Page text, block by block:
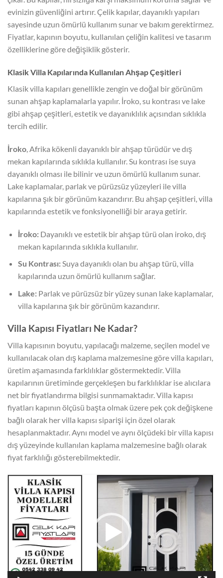
evinizin güvenliğini artırır. Çelik kapılar, dayanıklı yapıları
sayesinde uzun ömürlü kullanım sunar ve bakım gerektirmez.
Fiyatlar, kapının boyutu, kullanılan çeliğin kalitesi ve tasarım
özelliklerine göre değişiklik gösterir.
Klasik Villa Kapılarında Kullanılan Ahşap Çeşitleri
Klasik villa kapıları genellikle zengin ve doğal bir görünüm
sunan ahşap kaplamalarla yapılır. İroko, su kontrası ve lake
gibi ahşap çeşitleri, estetik ve dayanıklılık açısından sıklıkla
tercih edilir.
İroko , Afrika kökenli dayanıklı bir ahşap türüdür ve dış
mekan kapılarında sıklıkla kullanılır. Su kontrası ise suya
dayanıklı olması ile bilinir ve uzun ömürlü kullanım sunar.
Lake kaplamalar, parlak ve pürüzsüz yüzeyleri ile villa
kapılarına şık bir görünüm kazandırır. Bu ahşap çeşitleri, villa
kapılarında estetik ve fonksiyonelliği bir araya getirir.
İroko:Dayanıklı ve estetik bir ahşap türü olan iroko, dış
mekan kapılarında sıklıkla kullanılır.
Su Kontrası:Suya dayanıklı olan bu ahşap türü, villa
kapılarında uzun ömürlü kullanım sağlar.
Lake:Parlak ve pürüzsüz bir yüzey sunan lake kaplamalar,
villa kapılarına şık bir görünüm kazandırır.
Villa Kapısı Fiyatları Ne Kadar?
Villa kapısının boyutu, yapılacağı malzeme, seçilen model ve
kullanılacak olan dış kaplama malzemesine göre villa kapıları,
üretim aşamasında farklılıklar göstermektedir. Villa
kapılarının üretiminde gerçekleşen bu farklılıklar ise alıcılara
net bir fiyatlandırma bilgisi sunmamaktadır. Villa kapısı
fiyatları kapının ölçüsü başta olmak üzere pek çok değişkene
bağlı olarak her villa kapısı siparişi için özel olarak
hesaplanmaktadır. Aynı model ve aynı ölçüdeki bir villa kapısı
dış yüzeyinde kullanılan kaplama malzemesine bağlı olarak
fiyat farklılığı gösterebilmektedir.
Video
oynatıcı